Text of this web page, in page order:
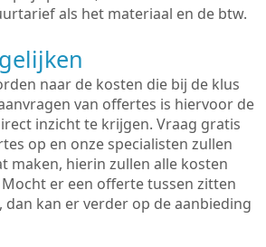
als het materiaal en de btw.
naar de kosten die bij de klus
van offertes is hiervoor de
inzicht te krijgen. Vraag gratis
op en onze specialisten zullen
maken, hierin zullen alle kosten
er een offerte tussen zitten
kan er verder op de aanbieding